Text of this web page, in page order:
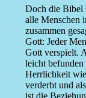
Doch die Bibel
alle Menschen
zusammen
Gott: Jeder
Gott verspielt.
leicht
Herrlichkeit
verderbt und
ist die